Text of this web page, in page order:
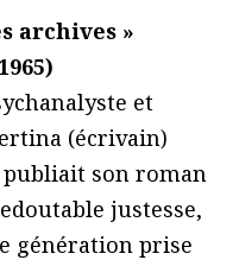
archives »
et
(écrivain)
publiait son roman
justesse,
génération prise